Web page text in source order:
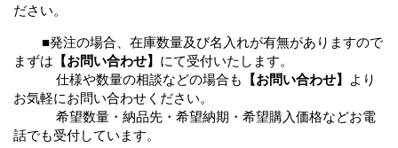
ださい。
■発注の場合、在庫数量及び名入れが有無がありますので
まずは 【お問い合わせ】 にて受付いたします。
仕様や数量の相談などの場合も
【お問い合わせ】
より
お気軽にお問い合わせください。
希望数量・納品先・希望納期・希望購入価格などお電
話でも受付しています。